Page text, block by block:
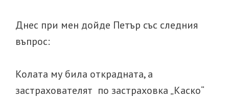
Днес при мен дойде Петър със следния
въпрос:
Колата му била открадната, а
застрахователят по застраховка „Каско“